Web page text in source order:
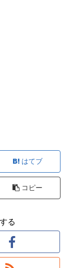
はてブ
コピー
る